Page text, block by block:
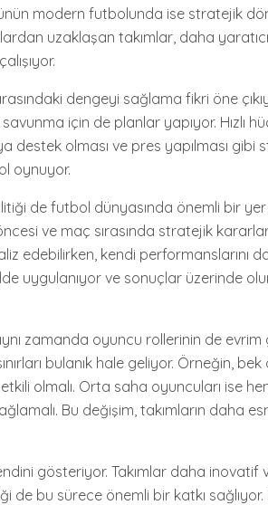
modern futbolunda ise stratejik
uzaklaşan takımlar, daha
dengeyi sağlama fikri öne
için de planlar yapıyor. Hızlı
destek olması ve pres yapılması gibi
oynuyor.
de futbol dünyasında önemli bir
ve maç sırasında stratejik
edebilirken, kendi performanslarını
uygulanıyor ve sonuçlar üzerinde
zamanda oyuncu rollerinin de evrim
bulanık hale geliyor. Örneğin, bek
olmalı. Orta saha oyuncuları ise
Bu değişim, takımların daha
gösteriyor. Takımlar daha inovatif
de bu sürece önemli bir katkı sağlıyor.